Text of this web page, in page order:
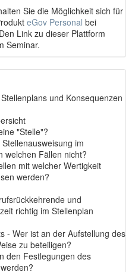
Sie die Möglichkeit sich für
eGov Personal bei
Link zu dieser Plattform
Seminar.
und Konsequenzen
"Stelle"?
im
welchen Fällen nicht?
mit welcher Wertigkeit
werden?
und
richtig im Stellenplan
- Wer ist an der Aufstellung des
zu beteiligen?
den Festlegungen des